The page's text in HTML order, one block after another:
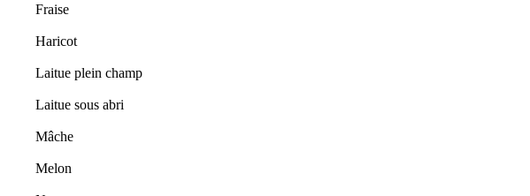
Fraise
Haricot
Laitue plein champ
Laitue sous abri
Mâche
Melon